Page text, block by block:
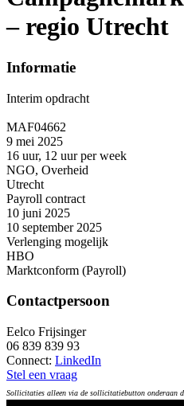
– regio Utrecht
Informatie
Interim opdracht
MAF04662
9 mei 2025
16 uur, 12 uur per week
NGO, Overheid
Utrecht
Payroll contract
10 juni 2025
10 september 2025
Verlenging mogelijk
HBO
Marktconform (Payroll)
Contactpersoon
Eelco Frijsinger
06 839 839 93
Connect: LinkedIn
Stel een vraag
Sollicitaties alleen via de sollicitatiebutton onderaan